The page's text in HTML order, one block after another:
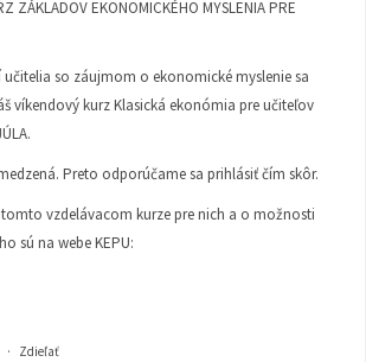
ZÁKLADOV EKONOMICKÉHO MYSLENIA PRE
učitelia so záujmom o ekonomické myslenie sa
víkendový kurz Klasická ekonómia pre učiteľov
Preto odporúčame sa prihlásiť čím skôr.
vzdelávacom kurze pre nich a o možnosti
sú na webe KEPU:
· Zdieľať